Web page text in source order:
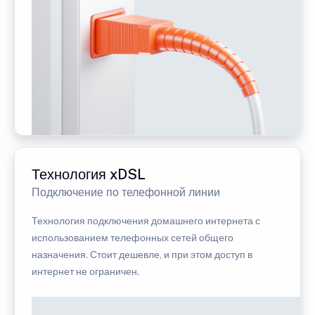
Технология xDSL
Подключение по телефонной линии
Технология подключения домашнего интернета с
использованием телефонных сетей общего
назначения. Стоит дешевле, и при этом доступ в
интернет не ограничен.